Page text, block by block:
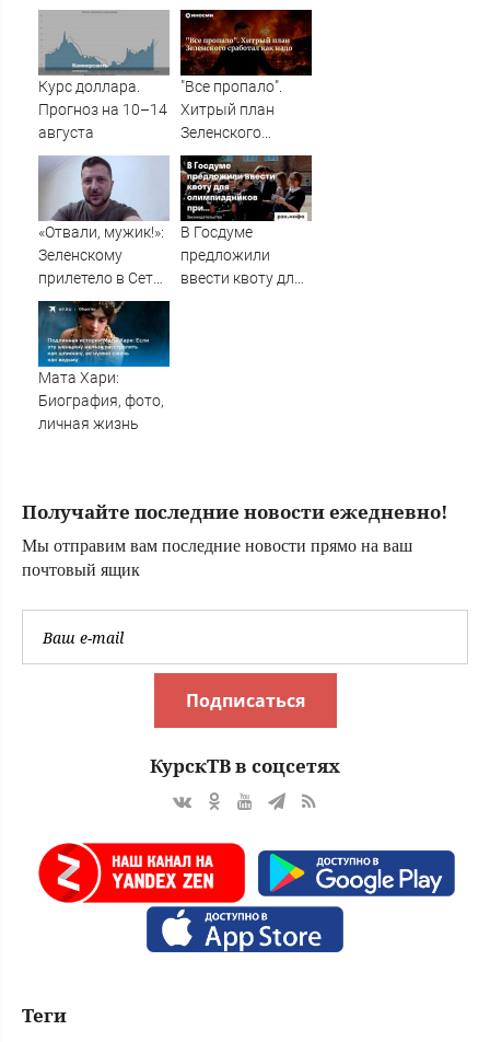
ремонт больше не
будет котловым
«Человека-паука»:
В сети разгорелся
грандиозный
скандал — а
картина уже
собрала почти
Курс доллара.
Прогноз на 10–14
августа
"Все пропало".
Хитрый план
Зеленского
сработал как
надо
«Отвали, мужик!»:
Зеленскому
прилетело в Сети
из-за визита в
Сербию
В Госдуме
предложили
ввести квоту для
Мата Хари:
Биография, фото,
личная жизнь
Получайте последние новости ежедневно!
Мы отправим вам последние новости прямо на ваш
почтовый ящик
Подписаться
КурскТВ в соцсетях
Теги